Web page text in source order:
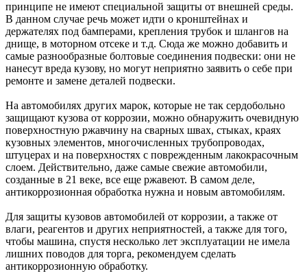
принципе не имеют специальной защиты от внешней среды.
В данном случае речь может идти о кронштейнах и
держателях под бамперами, крепления трубок и шлангов на
днище, в моторном отсеке и т.д. Сюда же можно добавить и
самые разнообразные болтовые соединения подвески: они не
нанесут вреда кузову, но могут неприятно заявить о себе при
ремонте и замене деталей подвески.
На автомобилях других марок, которые не так сердобольно
защищают кузова от коррозии, можно обнаружить очевидную
поверхностную ржавчину на сварных швах, стыках, краях
кузовных элементов, многочисленных трубопроводах,
штуцерах и на поверхностях с поврежденным лакокрасочным
слоем. Действительно, даже самые свежие автомобили,
созданные в 21 веке, все еще ржавеют. В самом деле,
антикоррозионная обработка нужна и новым автомобилям.
Для защиты кузовов автомобилей от коррозии, а также от
влаги, реагентов и других неприятностей, а также для того,
чтобы машина, спустя несколько лет эксплуатации не имела
лишних поводов для торга, рекомендуем сделать
антикоррозионную обработку.